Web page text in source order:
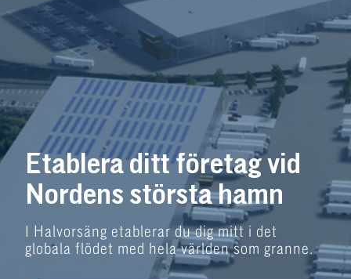
Etablera ditt företag vid
Nordens största hamn
I Halvorsäng etablerar du dig mitt i det
globala flödet med hela världen som granne.